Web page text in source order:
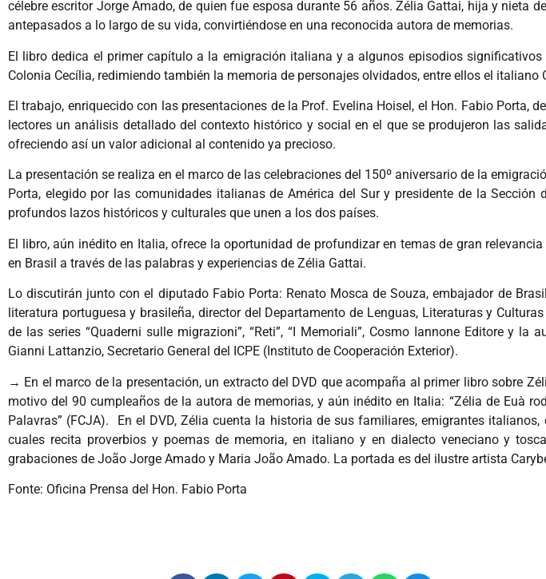
célebre escritor Jorge Amado, de quien fue esposa durante 56 años. Zélia Gattai, hija y nieta
antepasados ​​a lo largo de su vida, convirtiéndose en una reconocida autora de memorias.
El libro dedica el primer capítulo a la emigración italiana y a algunos episodios
Colonia Cecília, redimiendo también la memoria de personajes olvidados, entre ellos el italiano
El trabajo, enriquecido con las presentaciones de la Prof. Evelina Hoisel, el Hon. Fabio Porta,
lectores un análisis detallado del contexto histórico y social en el que se produjeron las
ofreciendo así un valor adicional al contenido ya precioso.
La presentación se realiza en el marco de las celebraciones del 150º aniversario de la
Porta, elegido por las comunidades italianas de América del Sur y presidente de la
profundos lazos históricos y culturales que unen a los dos países.
El libro, aún inédito en Italia, ofrece la oportunidad de profundizar en temas de gran
en Brasil a través de las palabras y experiencias de Zélia Gattai.
Lo discutirán junto con el diputado Fabio Porta: Renato Mosca de Souza, embajador de
literatura portuguesa y brasileña, director del Departamento de Lenguas, Literaturas y
de las series “Quaderni sulle migrazioni”, “Reti”, “I Memoriali”, Cosmo Iannone Editore y
Gianni Lattanzio, Secretario General del ICPE (Instituto de Cooperación Exterior).
→ En el marco de la presentación, un extracto del DVD que acompaña al primer libro sobre
motivo del 90 cumpleaños de la autora de memorias, y aún inédito en Italia: “Zélia de Euà
Palavras” (FCJA). En el DVD, Zélia cuenta la historia de sus familiares, emigrantes
cuales recita proverbios y poemas de memoria, en italiano y en dialecto veneciano y
grabaciones de João Jorge Amado y Maria João Amado. La portada es del ilustre artista
Fonte: Oficina Prensa del Hon. Fabio Porta